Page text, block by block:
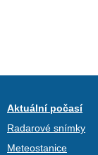
Aktuální počasí
Radarové snímky
Meteostanice